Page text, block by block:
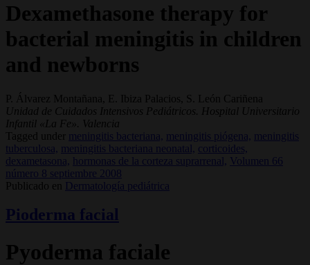
Dexamethasone therapy for
bacterial meningitis in children
and newborns
P. Álvarez Montañana, E. Ibiza Palacios, S. León Cariñena
Unidad de Cuidados Intensivos Pediátricos. Hospital Universitario
Infantil «La Fe». Valencia
Tagged under
meningitis bacteriana, meningitis piógena,
meningitis
tuberculosa,
meningitis bacteriana neonatal,
corticoides,
dexametasona,
hormonas de la corteza suprarrenal,
Volumen 66
número 8 septiembre 2008
Publicado en
Dermatología pediátrica
Pioderma facial
Pyoderma faciale